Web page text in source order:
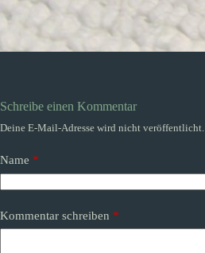
Schreibe einen Kommentar
Deine E-Mail-Adresse wird nicht veröffentlicht.
Name *
Kommentar schreiben *